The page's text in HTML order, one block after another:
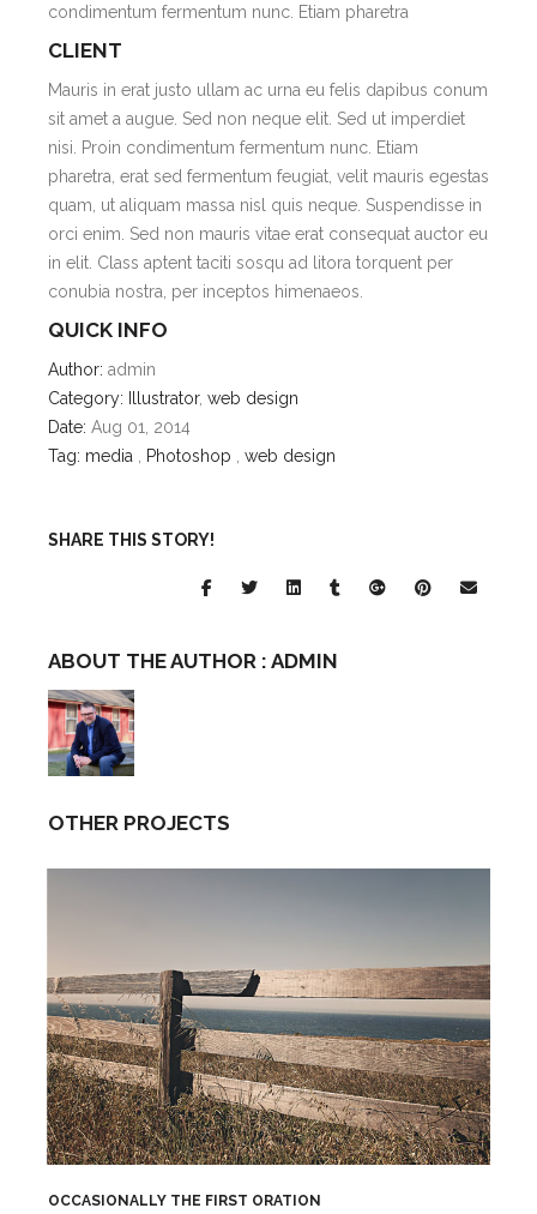
condimentum fermentum nunc. Etiam pharetra
CLIENT
Mauris in erat justo ullam ac urna eu felis dapibus conum
sit amet a augue. Sed non neque elit. Sed ut imperdiet
nisi. Proin condimentum fermentum nunc. Etiam
pharetra, erat sed fermentum feugiat, velit mauris egestas
quam, ut aliquam massa nisl quis neque. Suspendisse in
orci enim. Sed non mauris vitae erat consequat auctor eu
in elit. Class aptent taciti sosqu ad litora torquent per
conubia nostra, per inceptos himenaeos.
QUICK INFO
Author: admin
Category: Illustrator, web design
Date: Aug 01, 2014
Tag: media Photoshop web design
SHARE THIS STORY!
ABOUT THE AUTHOR : ADMIN
OTHER PROJECTS
OCCASIONALLY THE FIRST ORATION